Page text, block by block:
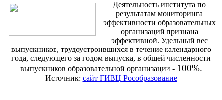
Деятельность института по
результатам мониторинга
эффективности образовательных
организаций признана
эффективной. Удельный вес
выпускников, трудоустроившихся в течение календарного
года, следующего за годом выпуска, в общей численности
выпускников образовательной организации - 100%.
Источник: сайт ГИВЦ Рособразование